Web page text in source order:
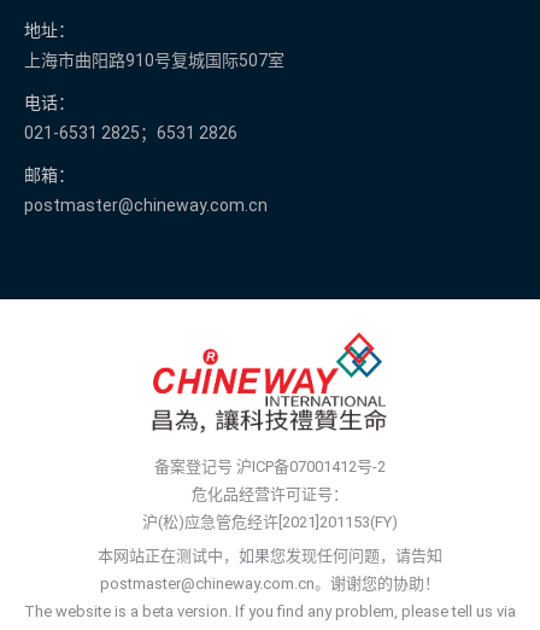
地址：
上海市曲阳路910号复城国际507室
电话：
021-6531 2825；6531 2826
邮箱：
postmaster@chineway.com.cn
备案登记号 沪ICP备07001412号-2
危化品经营许可证号：
沪(松)应急管危经许[2021]201153(FY)
本网站正在测试中，如果您发现任何问题，请告知
postmaster@chineway.com.cn。谢谢您的协助！
The website is a beta version. If you find any problem, please tell us via